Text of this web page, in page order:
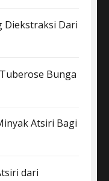
Diekstraksi Dari
Bunga
Atsiri Bagi
dari